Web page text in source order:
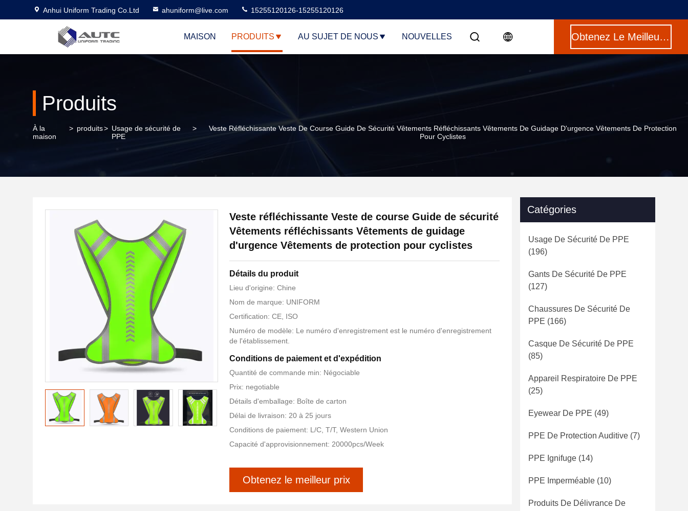
Anhui Uniform Trading Co.Ltd ahuniform@live.com 15255120126-15255120126
MAISON PRODUITS AU SUJET DE NOUS NOUVELLES Obtenez Le Meilleur Prix
Produits
À la
maison
> produits> Usage de sécurité de
PPE
>
Veste Réfléchissante Veste De Course Guide De Sécurité Vêtements Réfléchissants Vêtements De Guidage D'urgence Vêtements De Protection
Pour Cyclistes
Veste réfléchissante Veste de course Guide de sécurité
Vêtements réfléchissants Vêtements de guidage
d'urgence Vêtements de protection pour cyclistes
Détails du produit
Lieu d'origine: Chine
Nom de marque: UNIFORM
Certification: CE, ISO
Numéro de modèle: Le numéro d'enregistrement est le numéro d'enregistrement
de l'établissement.
Conditions de paiement et d'expédition
Quantité de commande min: Négociable
Prix: negotiable
Détails d'emballage: Boîte de carton
Délai de livraison: 20 à 25 jours
Conditions de paiement: L/C, T/T, Western Union
Capacité d'approvisionnement: 20000pcs/Week
Obtenez le meilleur prix
Catégories
Usage De Sécurité De PPE
(196)
Gants De Sécurité De PPE
(127)
Chaussures De Sécurité De
PPE (166)
Casque De Sécurité De PPE
(85)
Appareil Respiratoire De PPE
(25)
Eyewear De PPE (49)
PPE De Protection Auditive (7)
PPE Ignifuge (14)
PPE Imperméable (10)
Produits De Délivrance De